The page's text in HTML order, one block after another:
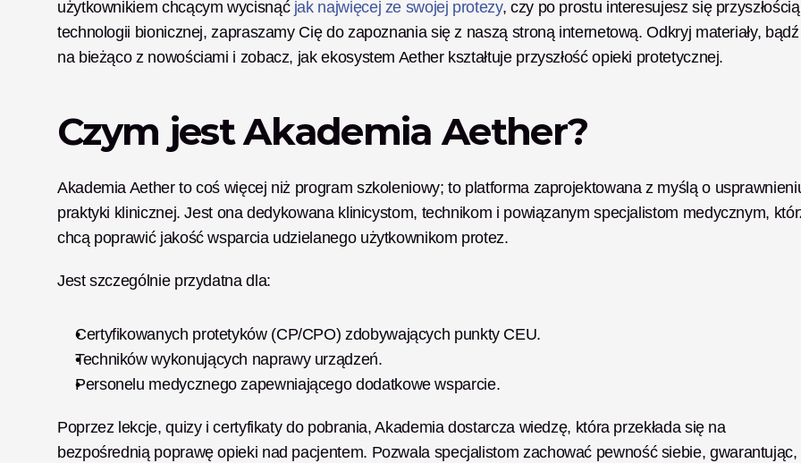
użytkownikiem chcącym wycisnąć jak najwięcej ze swojej protezy, czy po prostu interesujesz się przyszłością
technologii bionicznej, zapraszamy Cię do zapoznania się z naszą stroną internetową. Odkryj materiały, bądź
na bieżąco z nowościami i zobacz, jak ekosystem Aether kształtuje przyszłość opieki protetycznej.
Czym jest Akademia Aether?
Akademia Aether to coś więcej niż program szkoleniowy; to platforma zaprojektowana z myślą o
praktyki klinicznej. Jest ona dedykowana klinicystom, technikom i powiązanym specjalistom medycznym,
chcą poprawić jakość wsparcia udzielanego użytkownikom protez.
Jest szczególnie przydatna dla:
Certyfikowanych protetyków (CP/CPO) zdobywających punkty CEU.
Techników wykonujących naprawy urządzeń.
Personelu medycznego zapewniającego dodatkowe wsparcie.
Poprzez lekcje, quizy i certyfikaty do pobrania, Akademia dostarcza wiedzę, która przekłada się na
bezpośrednią poprawę opieki nad pacjentem. Pozwala specjalistom zachować pewność siebie, gwarantując,